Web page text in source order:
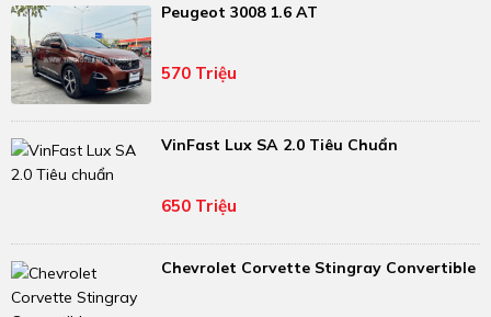
Peugeot 3008 1.6 AT
570 Triệu
VinFast Lux SA 2.0 Tiêu Chuẩn
650 Triệu
Chevrolet Corvette Stingray Convertible